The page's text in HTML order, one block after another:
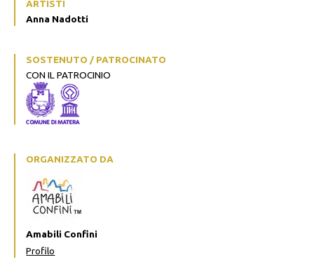
ARTISTI
Anna Nadotti
SOSTENUTO / PATROCINATO
CON IL PATROCINIO
ORGANIZZATO DA
Amabili Confini
Profilo